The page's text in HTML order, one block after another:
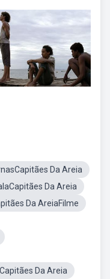
Da Areia
Da Areia
Da AreiaFilme
Da Areia